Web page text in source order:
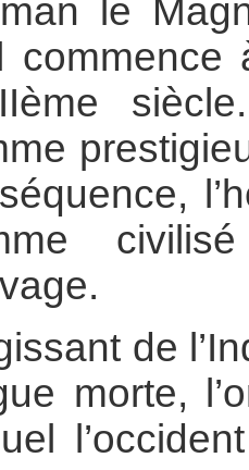
le
de
morte,